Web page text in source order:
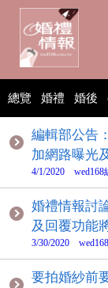
總覽 婚禮 婚後
編輯部公告
加網路曝光
4/1/2020
婚禮情報討
及回覆功能
3/30/2020
要拍婚紗前